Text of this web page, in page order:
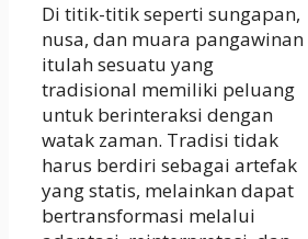
Di titik-titik seperti sungapan,
nusa, dan muara pangawinan
itulah sesuatu yang
tradisional memiliki peluang
untuk berinteraksi dengan
watak zaman. Tradisi tidak
harus berdiri sebagai artefak
yang statis, melainkan dapat
bertransformasi melalui